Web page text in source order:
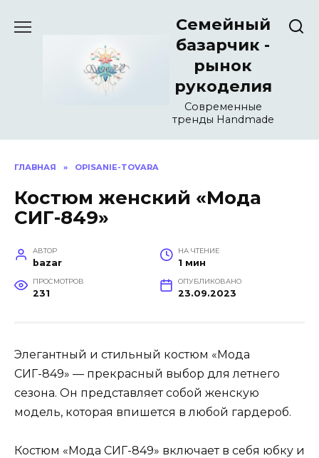
Семейный
базарчик -
рынок
рукоделия
Современные
тренды Handmade
ГЛАВНАЯ » OPISANIE-TOVARA
Костюм женский «Мода
СИГ-849»
АВТОР
bazar
НА ЧТЕНИЕ
1 мин
ПРОСМОТРОВ
231
ОПУБЛИКОВАНО
23.09.2023
Элегантный и стильный костюм «Мода
СИГ-849» — прекрасный выбор для летнего
сезона. Он представляет собой женскую
модель, которая впишется в любой гардероб.
Костюм «Мода СИГ-849» включает в себя юбку и